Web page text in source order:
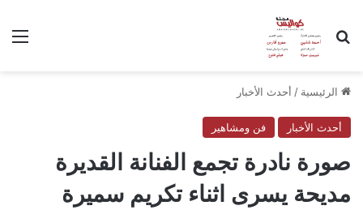
بحث عن
الرئيسية / أحدث الأخبار
أحدث الأخبار فن ومشاهير
صورة نادرة تجمع الفنانة القديرة
مديحة يسرى اثناء تكريم سميرة